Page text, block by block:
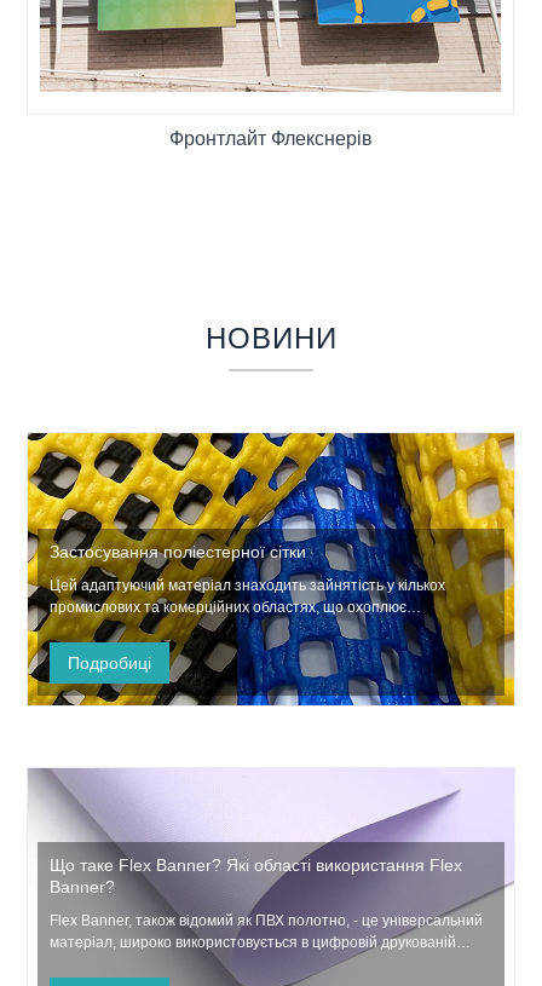
професійну виробничу команду з річною
продуктивністю 60 мільйонів квадратних
метрів. В даний час більше 98% продукції
Схід, Південно-Східну Азію та інші регіони, і є
Фронтлайт Флекснерів
НОВИНИ
Застосування поліестерної сітки
Цей адаптуючий матеріал знаходить зайнятість у кількох
промислових та комерційних областях, що охоплює
автомобільний, аерокосмічний, морський та медичний сектор,
крім рекреаційних галузей у приміщенні та на відкритому
повітрі.
Подробиці
Що таке Flex Banner? Які області використання Flex
Banner?
Flex Banner, також відомий як ПВХ полотно, - це універсальний
матеріал, широко використовується в цифровій друкованій
галузі завдяки його міцності, легкій природі та відмінній